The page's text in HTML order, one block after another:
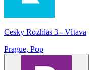
Cesky Rozhlas 3 - Vltava
Prague, Pop